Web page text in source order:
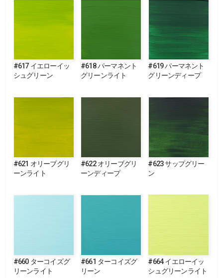
#617 イエローイッ
シュグリーン
#618 パーマネント
グリーンライト
#619 パーマネント
グリーンディープ
#621 オリーブグリ
ーンライト
#622 オリーブグリ
ーンディープ
#623 サップグリー
ン
#660 ターコイズグ
リーンライト
#661 ターコイズグ
リーン
#664 イエローイッ
シュグリーンライト